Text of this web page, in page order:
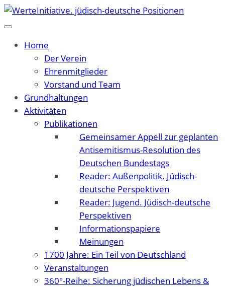
Home
Der Verein
Ehrenmitglieder
Vorstand und Team
Grundhaltungen
Aktivitäten
Publikationen
Gemeinsamer Appell zur geplanten
Antisemitismus-Resolution des
Deutschen Bundestags
Reader: Außenpolitik. Jüdisch-
deutsche Perspektiven
Reader: Jugend. Jüdisch-deutsche
Perspektiven
Informationspapiere
Meinungen
1700 Jahre: Ein Teil von Deutschland
Veranstaltungen
360°-Reihe: Sicherung jüdischen Lebens &